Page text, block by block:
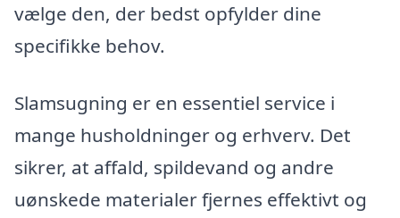
vælge den, der bedst opfylder dine
specifikke behov.
Slamsugning er en essentiel service i
mange husholdninger og erhverv. Det
sikrer, at affald, spildevand og andre
uønskede materialer fjernes effektivt og